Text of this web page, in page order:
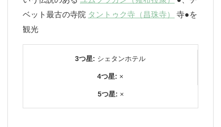
ベット最古の寺院 タントゥク寺（昌珠寺）
寺●を
観光
3つ星: シェタンホテル
4つ星: ×
5つ星: ×